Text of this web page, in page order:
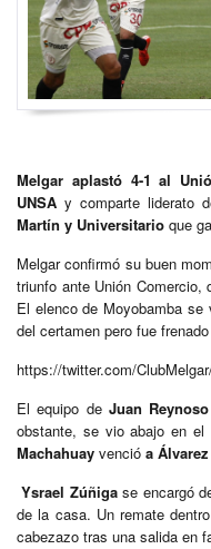
Melgar aplastó 4-1 al
UNSA y comparte liderato
Martín y Universitario que
Melgar confirmó su buen
triunfo ante Unión
El elenco de Moyobamba
del certamen pero fue
https://twitter.com/
El equipo de Juan Reynoso
obstante, se vio abajo en el
Machahuay venció a
Ysrael Zúñigase encargó
de la casa. Un remate
cabezazo tras una salida en